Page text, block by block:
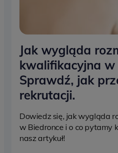
Jak wygląda
kwalifikacyjna w
Sprawdź, jak
rekrutacji.
Dowiedz się, jak wygląda
w Biedronce i o co pytamy
nasz artykuł!